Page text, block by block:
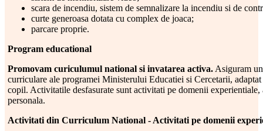
scara de incendiu, sistem de semnalizare la incendiu si de
curte generoasa dotata cu complex de joaca;
parcare proprie.
Program educational
Promovam curiculumul national si invatarea activa. Asiguram
curriculare ale programei Ministerului Educatiei si Cercetarii,
copil. Activitatile desfasurate sunt activitati pe domenii
personala.
Activitati din Curriculum National - Activitati pe domenii